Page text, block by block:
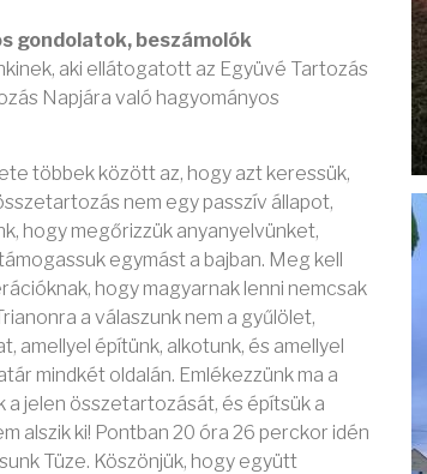
gondolatok, beszámolók
aki ellátogatott az Együvé Tartozás
Napjára való hagyományos
többek között az, hogy azt keressük,
nem egy passzív állapot,
hogy megőrizzük anyanyelvünket,
egymást a bajban. Meg kell
hogy magyarnak lenni nemcsak
a válaszunk nem a gyűlölet,
amellyel építünk, alkotunk, és amellyel
mindkét oldalán. Emlékezzünk ma a
a jelen összetartozását, és építsük a
alszik ki! Pontban 20 óra 26 perckor idén
Tüze. Köszönjük, hogy együtt